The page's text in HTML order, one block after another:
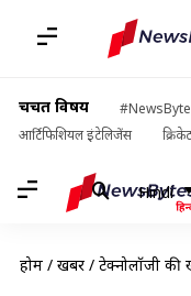
चर्चित विषय
आर्टिफिशियल इंटेलिजेंस
Hindi
होम / खबरें / टेक्नोलॉजी की